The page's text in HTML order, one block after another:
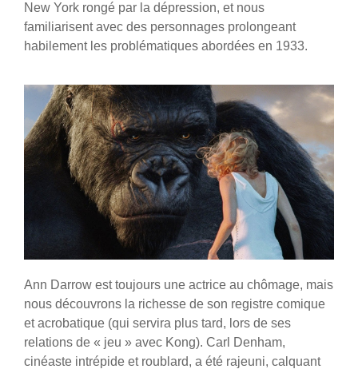
New York rongé par la dépression, et nous
familiarisent avec des personnages prolongeant
habilement les problématiques abordées en 1933.
Ann Darrow est toujours une actrice au chômage, mais
nous découvrons la richesse de son registre comique
et acrobatique (qui servira plus tard, lors de ses
relations de « jeu » avec Kong). Carl Denham,
cinéaste intrépide et roublard, a été rajeuni, calquant